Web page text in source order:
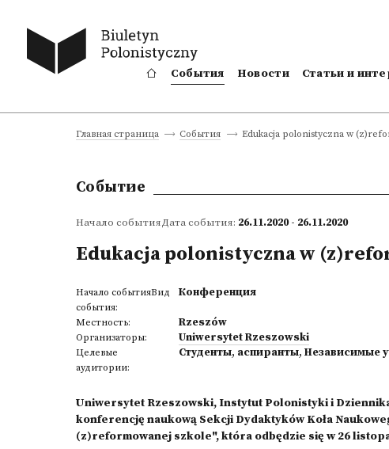
События Новости Статьи и
Главная страница События Edukacja polonistyczna w
Событие
Начало событияДата события: 26.11.2020 - 26.11.2020
Edukacja polonistyczna w
Начало событияВид
события:
Конференция
Местность: Rzeszów
Организаторы: Uniwersytet Rzeszowski
Целевые
аудитории:
Студенты, аспиранты, Независимые
Uniwersytet Rzeszowski, Instytut Polonistyki i
konferencję naukową Sekcji Dydaktyków Koła
(z)reformowanej szkole", która odbędzie się w 26